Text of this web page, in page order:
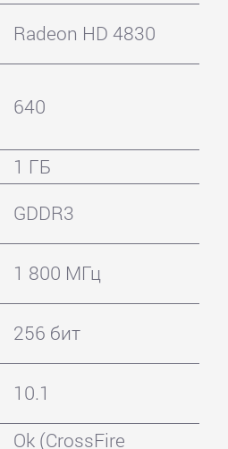
Radeon HD 4830
640
1 ГБ
GDDR3
1 800 МГц
256 бит
10.1
Ok (CrossFire